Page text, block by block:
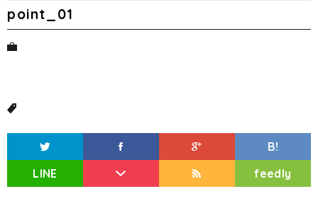
point_01
B!
LINE
feedly